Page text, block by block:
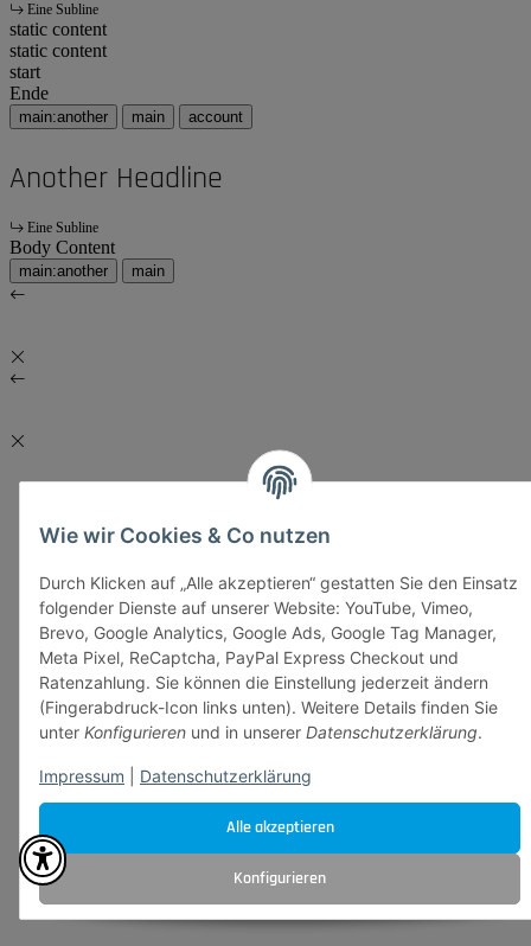
Alle akzeptieren
Konfigurieren
Wie wir Cookies & Co nutzen
Durch Klicken auf „Alle akzeptieren“ gestatten Sie den Einsatz
folgender Dienste auf unserer Website: YouTube, Vimeo,
Brevo, Google Analytics, Google Ads, Google Tag Manager,
Meta Pixel, ReCaptcha, PayPal Express Checkout und
Ratenzahlung. Sie können die Einstellung jederzeit ändern
(Fingerabdruck-Icon links unten). Weitere Details finden Sie
unter Konfigurieren und in unserer Datenschutzerklärung.
Impressum Datenschutzerklärung
Eine Subline
static content
static content
start
Ende
main:another main account
Another Headline
Eine Subline
Body Content
main:another main